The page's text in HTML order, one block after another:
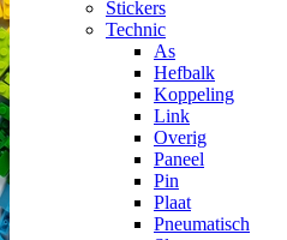
Stickers
Technic
As
Hefbalk
Koppeling
Link
Overig
Paneel
Pin
Plaat
Pneumatisch